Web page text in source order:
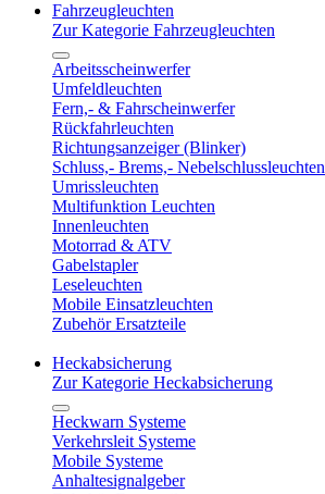
Fahrzeugleuchten
Zur Kategorie Fahrzeugleuchten
Arbeitsscheinwerfer
Umfeldleuchten
Fern,- & Fahrscheinwerfer
Rückfahrleuchten
Richtungsanzeiger (Blinker)
Schluss,- Brems,- Nebelschlussleuchten
Umrissleuchten
Multifunktion Leuchten
Innenleuchten
Motorrad & ATV
Gabelstapler
Leseleuchten
Mobile Einsatzleuchten
Zubehör Ersatzteile
Heckabsicherung
Zur Kategorie Heckabsicherung
Heckwarn Systeme
Verkehrsleit Systeme
Mobile Systeme
Anhaltesignalgeber